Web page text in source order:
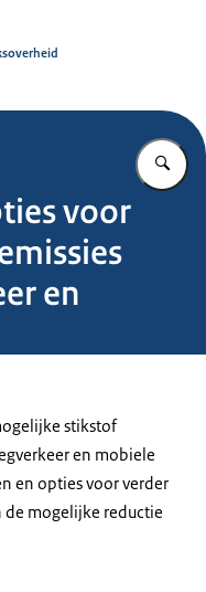
voor
en
stikstof
en mobiele
en opties voor verder
de mogelijke reductie